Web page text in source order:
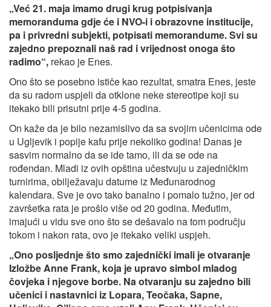
„Već 21. maja imamo drugi krug potpisivanja
memoranduma gdje će i NVO-i i obrazovne institucije,
pa i privredni subjekti, potpisati memorandume. Svi su
zajedno prepoznali naš rad i vrijednost onoga što
radimo“, rekao je Enes.
Ono što se posebno ističe kao rezultat, smatra Enes, jeste
da su radom uspjeli da otklone neke stereotipe koji su
itekako bili prisutni prije 4-5 godina.
On kaže da je bilo nezamislivo da sa svojim učenicima ode
u Ugljevik i popije kafu prije nekoliko godina! Danas je
sasvim normalno da se ide tamo, ili da se ode na
rođendan. Mladi iz ovih opština učestvuju u zajedničkim
turnirima, obilježavaju datume iz Međunarodnog
kalendara. Sve je ovo tako banalno i pomalo tužno, jer od
završetka rata je prošlo više od 20 godina. Međutim,
imajući u vidu sve ono što se dešavalo na tom području
tokom i nakon rata, ovo je itekako veliki uspjeh.
„Ono posljednje što smo zajednički imali je otvaranje
Izložbe Anne Frank, koja je upravo simbol mladog
čovjeka i njegove borbe. Na otvaranju su zajedno bili
učenici i nastavnici iz Lopara, Teočaka, Sapne,